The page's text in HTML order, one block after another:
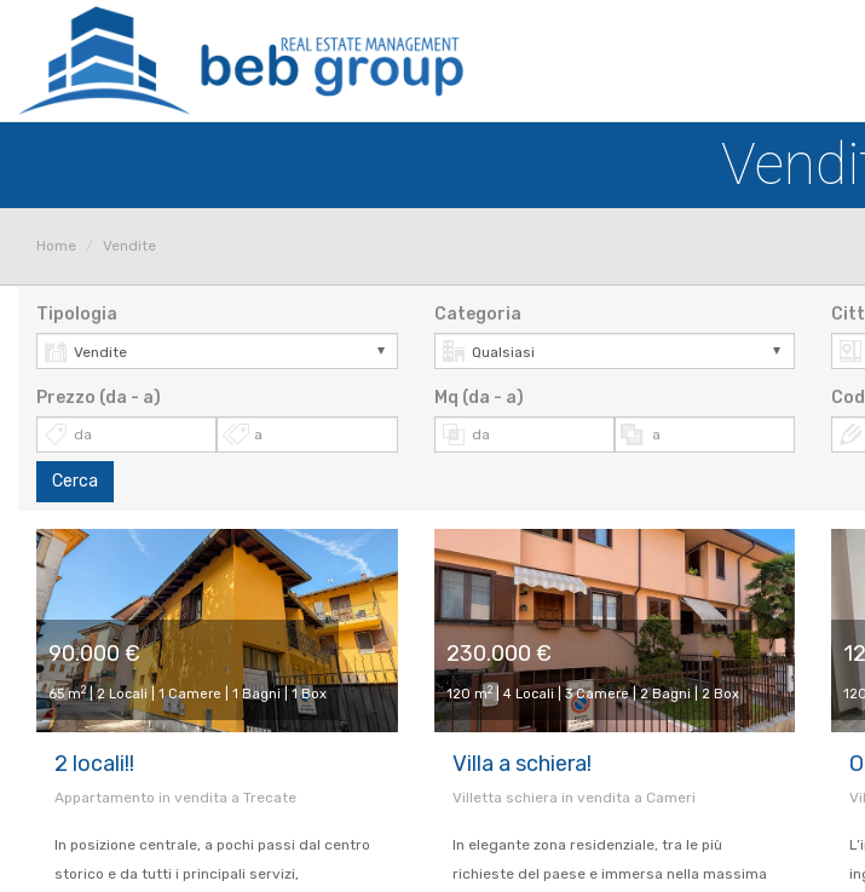
Home Vendite
Tipologia Categoria
Prezzo (da - a) Mq (da - a)
Cerca
90.000 €
65 m2| 2 Locali | 1 Camere | 1 Bagni | 1 Box
2 locali!!
Appartamento in vendita a Trecate
In posizione centrale, a pochi passi dal centro
storico e da tutti i principali servizi,
230.000 €
120 m2| 4 Locali | 3 Camere | 2 Bagni | 2 Box
Villa a schiera!
Villetta schiera in vendita a Cameri
In elegante zona residenziale, tra le più
richieste del paese e immersa nella massima